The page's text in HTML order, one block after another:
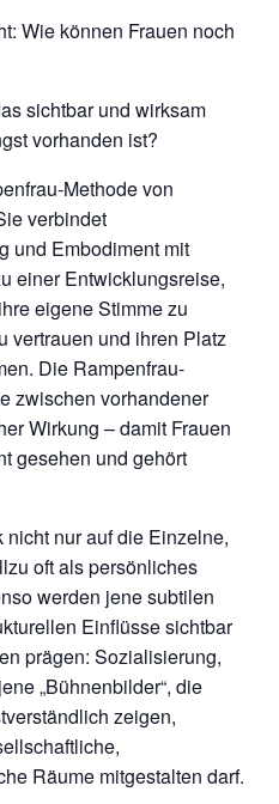
Wie können Frauen noch
sichtbar und wirksam
vorhanden ist?
Methode von
verbindet
und Embodiment mit
einer Entwicklungsreise,
eigene Stimme zu
vertrauen und ihren Platz
Die Rampenfrau-
zwischen vorhandener
Wirkung – damit Frauen
gesehen und gehört
nur auf die Einzelne,
oft als persönliches
werden jene subtilen
Einflüsse sichtbar
prägen: Sozialisierung,
„Bühnenbilder“, die
zeigen,
Räume mitgestalten darf.